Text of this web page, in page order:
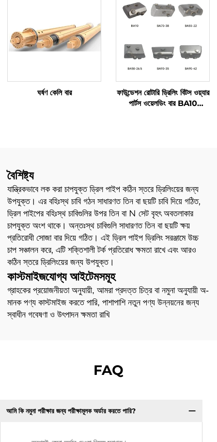
ঘর্ষণ কেলি বার
ফাউন্ডেশন রোটারি ড্রিলিং বিটস ওয়্যার
পার্টস ওয়েলডিং বার BA10
বৈশিষ্ট্য
যান্ত্রিকভাবে লক করা চাপযুক্ত ড্রিল পাইপ কঠিন স্তরে ড্রিলিংয়ের জন্য
উপযুক্ত। এর বহিঃস্থ চাবি গঠন সাধারণত তিন বা ছয়টি চাবি দিয়ে গঠিত,
ড্রিল পাইপের বহিঃস্থ চাবিগুলির উপর তিন বা N সেট বৃহৎ অবতলাকার
চাপযুক্ত অংশ থাকে। অন্তঃস্থ চাবিগুলি সাধারণত তিন বা ছয়টি ক্ষয়
প্রতিরোধী সোজা বার দিয়ে গঠিত। এই ড্রিল পাইপ ড্রিলিং সরঞ্জামে উচ্চ
চাপ সঞ্চালন করে, এটি শক্তিশালী টর্ক প্রতিরোধ ক্ষমতা রাখে এবং আরও
কঠিন স্তরে ড্রিলিংয়ের জন্য উপযুক্ত।
কাস্টমাইজযোগ্য আইটেমসমূহ
গ্রাহকের প্রয়োজনীয়তা অনুযায়ী, আমরা প্রদত্ত চিত্র বা নমুনা অনুযায়ী অ-
মানক পণ্য কাস্টমাইজ করতে পারি, পাশাপাশি নতুন পণ্য উন্নয়নের জন্য
স্বাধীন গবেষণা ও উৎপাদন ক্ষমতা রাখি
FAQ
আমি কি নমুনা পরীক্ষার জন্য পরীক্ষামূলক অর্ডার করতে পারি?